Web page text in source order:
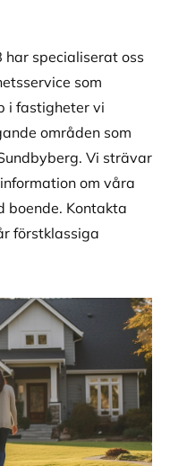
specialiserat oss
som
i fastigheter vi
områden som
Vi strävar
om våra
boende. Kontakta
förstklassiga